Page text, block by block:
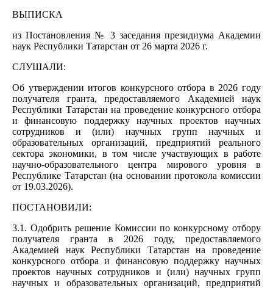
ВЫПИСКА
из Постановления № 3 заседания президиума Академии
наук Республики Татарстан от 26 марта 2026 г.
СЛУШАЛИ:
Об утверждении итогов конкурсного отбора в 2026 году
получателя гранта, предоставляемого Академией наук
Республики Татарстан на проведение конкурсного отбора
и финансовую поддержку научных проектов научных
сотрудников и (или) научных групп научных и
образовательных организаций, предприятий реального
сектора экономики, в том числе участвующих в работе
научно-образовательного центра мирового уровня в
Республике Татарстан (на основании протокола комиссии
от 19.03.2026).
ПОСТАНОВИЛИ:
3.1. Одобрить решение Комиссии по конкурсному отбору
получателя гранта в 2026 году, предоставляемого
Академией наук Республики Татарстан на проведение
конкурсного отбора и финансовую поддержку научных
проектов научных сотрудников и (или) научных групп
научных и образовательных организаций, предприятий